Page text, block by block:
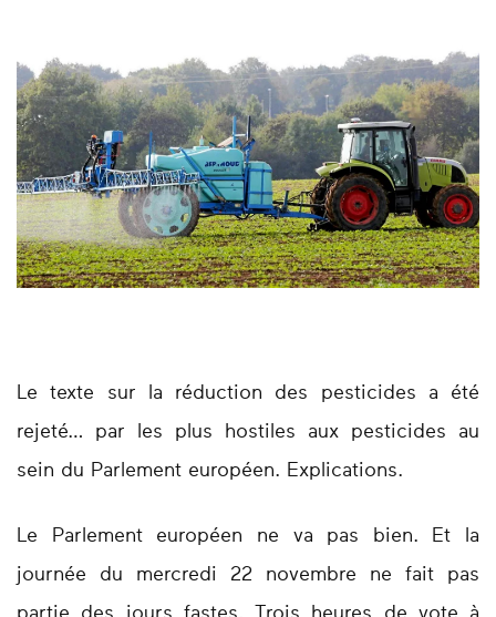
Le texte sur la réduction des pesticides a été
rejeté… par les plus hostiles aux pesticides au
sein du Parlement européen. Explications.
Le Parlement européen ne va pas bien. Et la
journée du mercredi 22 novembre ne fait pas